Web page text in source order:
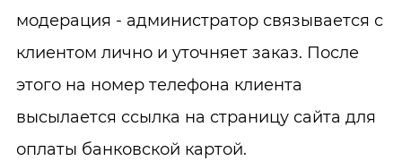
модерация - администратор связывается с
клиентом лично и уточняет заказ. После
этого на номер телефона клиента
высылается ссылка на страницу сайта для
оплаты банковской картой.